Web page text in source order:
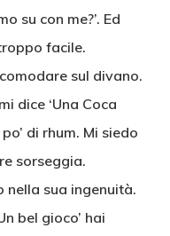
su con me?’. Ed
facile.
sul divano.
dice ‘Una Coca
di rhum. Mi siedo
sorseggia.
sua ingenuità.
bel gioco’ hai